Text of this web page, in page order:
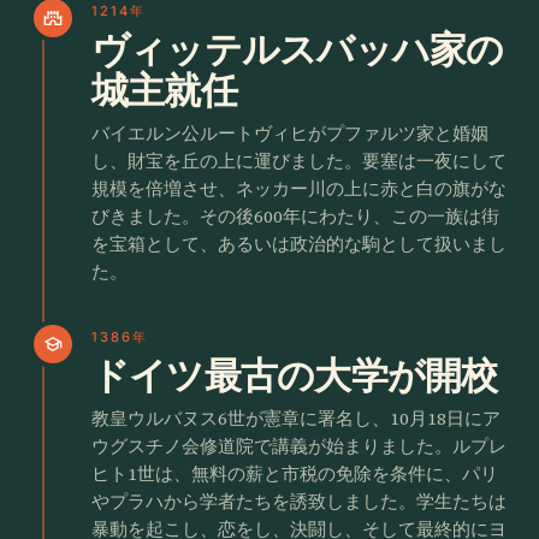
castle 1214年
ヴィッテルスバッハ家の
城主就任
バイエルン公ルートヴィヒがプファルツ家と婚姻
し、財宝を丘の上に運びました。要塞は一夜にして
規模を倍増させ、ネッカー川の上に赤と白の旗がな
びきました。その後600年にわたり、この一族は街
を宝箱として、あるいは政治的な駒として扱いまし
た。
school 1386年
ドイツ最古の大学が開校
教皇ウルバヌス6世が憲章に署名し、10月18日にア
ウグスチノ会修道院で講義が始まりました。ルプレ
ヒト1世は、無料の薪と市税の免除を条件に、パリ
やプラハから学者たちを誘致しました。学生たちは
暴動を起こし、恋をし、決闘し、そして最終的にヨ